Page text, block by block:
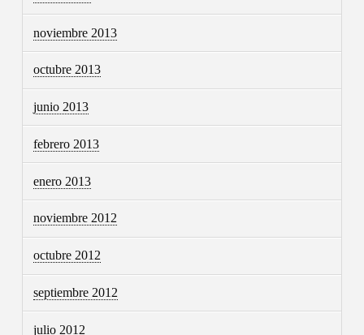
noviembre 2013
octubre 2013
junio 2013
febrero 2013
enero 2013
noviembre 2012
octubre 2012
septiembre 2012
julio 2012